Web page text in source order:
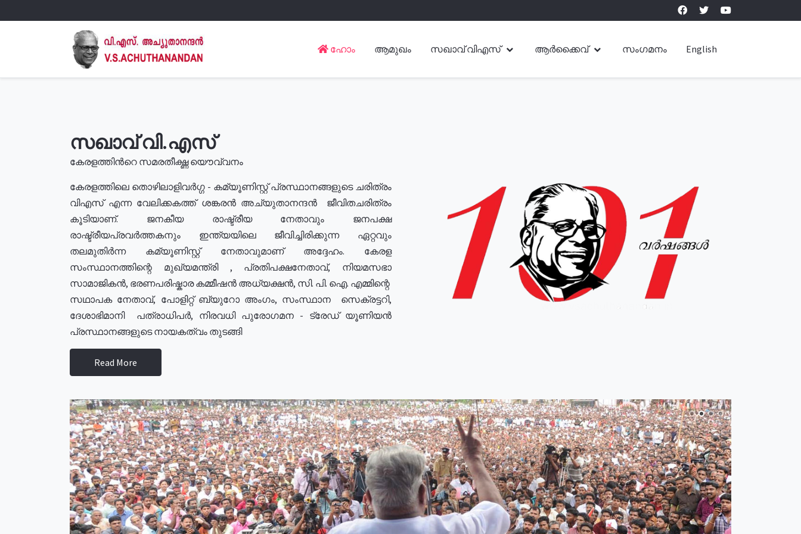
ഹോം ആമുഖം സഖാവ് വിഎസ് ആർക്കൈവ് സംഗമനം English
സഖാവ് വി.എസ്
കേരളത്തിൻറെ സമരതീക്ഷ്ണ യൌവ്വനം
കേരളത്തിലെ തൊഴിലാളിവർഗ്ഗ - കമ്യൂണിസ്റ്റ് പ്രസ്ഥാനങ്ങളുടെ ചരിത്രം
വിഎസ് എന്ന വേലിക്കകത്ത് ശങ്കരൻ അച്യുതാനന്ദൻ ജീവിതചരിത്രം
കൂടിയാണ്. ജനകീയ രാഷ്ട്രീയ നേതാവും ജനപക്ഷ
രാഷ്ട്രീയപ്രവർത്തകനും ഇന്ത്യയിലെ ജീവിച്ചിരിക്കുന്ന ഏറ്റവും
തലമുതിർന്ന കമ്യൂണിസ്റ്റ് നേതാവുമാണ് അദ്ദേഹം. കേരള
സംസ്ഥാനത്തിന്റെ മുഖ്യമന്ത്രി , പ്രതിപക്ഷനേതാവ്, നിയമസഭാ
സാമാജികൻ, ഭരണപരിഷ്കാര കമ്മീഷൻ അധ്യക്ഷൻ, സി. പി. ഐ. എമ്മിന്റെ
സഥാപക നേതാവ്, പോളിറ്റ് ബ്യുറോ അംഗം, സംസ്ഥാന സെക്രട്ടറി,
ദേശാഭിമാനി പത്രാധിപർ, നിരവധി പുരോഗമന - ട്രേഡ് യൂണിയൻ
പ്രസ്ഥാനങ്ങളുടെ നായകത്വം തുടങ്ങി
Read More